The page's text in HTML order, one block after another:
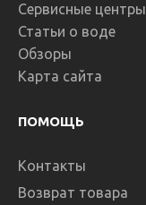
Сервисные центры
Статьи о воде
Обзоры
Карта сайта
ПОМОЩЬ
Контакты
Возврат товара